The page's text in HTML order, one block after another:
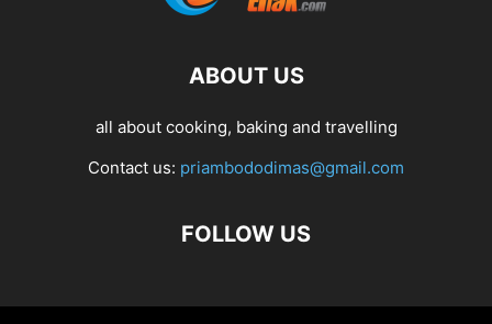
ABOUT US
all about cooking, baking and travelling
Contact us: priambododimas@gmail.com
FOLLOW US